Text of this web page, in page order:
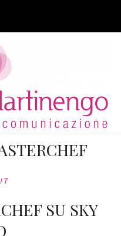
SU SKY